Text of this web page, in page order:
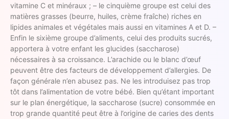
vitamine C et minéraux ; – le cinquième groupe est celui des
matières grasses (beurre, huiles, crème fraîche) riches en
lipides animales et végétales mais aussi en vitamines A et D. –
Enfin le sixième groupe d’aliments, celui des produits sucrés,
apportera à votre enfant les glucides (saccharose)
nécessaires à sa croissance. L’arachide ou le blanc d’œuf
peuvent être des facteurs de développement d’allergies. De
façon générale n’en abusez pas. Ne les introduisez pas trop
tôt dans l’alimentation de votre bébé. Bien qu’étant important
sur le plan énergétique, la saccharose (sucre) consommée en
trop grande quantité peut être à l’origine de caries des dents